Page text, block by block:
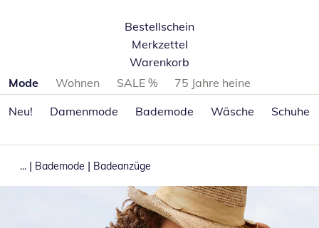
Bestellschein
Merkzettel
Warenkorb
Produktkategorien überspringen
Mode Wohnen SALE %
75 Jahre heine
Neu!
Damenmode Bademode Wäsche Schuhe
... | Bademode | Badeanzüge